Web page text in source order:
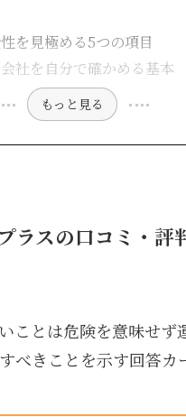
を見極める5つの項目
社を自分で確かめる基本
もっと見る
ラスの口コミ・評